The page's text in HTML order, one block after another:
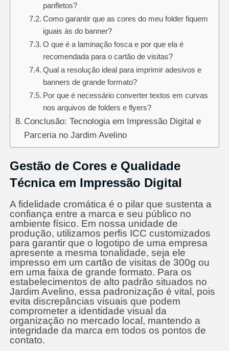
panfletos?
Como garantir que as cores do meu folder fiquem
iguais às do banner?
O que é a laminação fosca e por que ela é
recomendada para o cartão de visitas?
Qual a resolução ideal para imprimir adesivos e
banners de grande formato?
Por que é necessário converter textos em curvas
nos arquivos de folders e flyers?
Conclusão: Tecnologia em Impressão Digital e
Parceria no Jardim Avelino
Gestão de Cores e Qualidade
Técnica em Impressão Digital
A fidelidade cromática é o pilar que sustenta a
confiança entre a marca e seu público no
ambiente físico. Em nossa unidade de
produção, utilizamos perfis ICC customizados
para garantir que o logotipo de uma empresa
apresente a mesma tonalidade, seja ele
impresso em um cartão de visitas de 300g ou
em uma faixa de grande formato. Para os
estabelecimentos de alto padrão situados no
Jardim Avelino, essa padronização é vital, pois
evita discrepâncias visuais que podem
comprometer a identidade visual da
organização no mercado local, mantendo a
integridade da marca em todos os pontos de
contato.